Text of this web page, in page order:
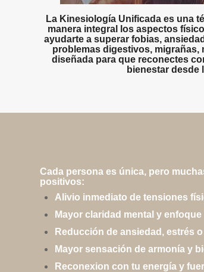
La Kinesiología Unificada es una
manera integral los aspectos
ayudarte a superar fobias,
problemas digestivos, migrañas,
diseñada para que reconectes
bienestar desde
Cada persona es única, pero
positivos:
Alivio inmediato de tensiones
Mayor claridad mental y enfoque
Reducción de ansiedad, estrés
Mayor sensación de armonía y
Reconexion con tu energía y